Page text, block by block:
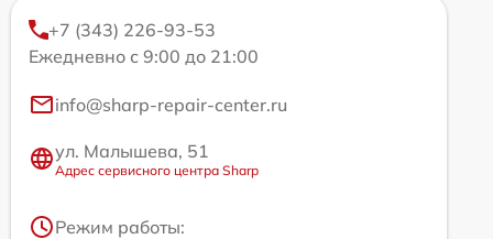
+7 (343) 226-93-53
Ежедневно с 9:00 до 21:00
info@sharp-repair-center.ru
ул. Малышева, 51
Адрес сервисного центра Sharp
Режим работы: